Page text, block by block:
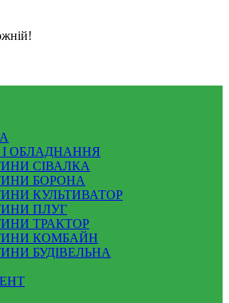
І ОБЛАДНАННЯ
СІВАЛКА
БОРОНА
КУЛЬТИВАТОР
ПЛУГ
ТРАКТОР
КОМБАЙН
БУДІВЕЛЬНА